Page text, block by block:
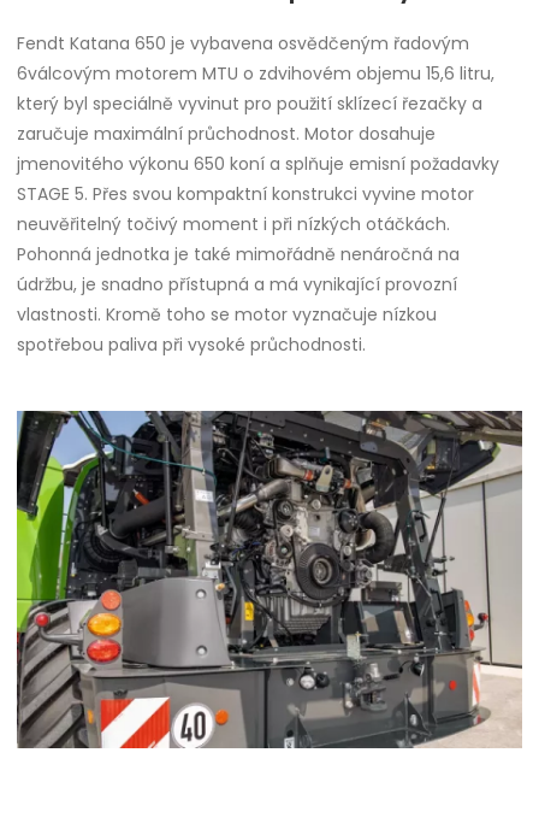
Fendt Katana 650 je vybavena osvědčeným řadovým
6válcovým motorem MTU o zdvihovém objemu 15,6 litru,
který byl speciálně vyvinut pro použití sklízecí řezačky a
zaručuje maximální průchodnost. Motor dosahuje
jmenovitého výkonu 650 koní a splňuje emisní požadavky
STAGE 5. Přes svou kompaktní konstrukci vyvine motor
neuvěřitelný točivý moment i při nízkých otáčkách.
Pohonná jednotka je také mimořádně nenáročná na
údržbu, je snadno přístupná a má vynikající provozní
vlastnosti. Kromě toho se motor vyznačuje nízkou
spotřebou paliva při vysoké průchodnosti.